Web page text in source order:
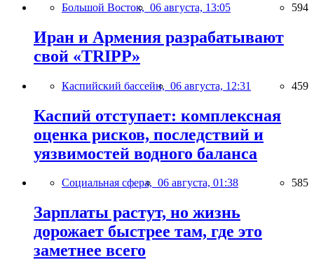
Большой Восток, 06 августа, 13:05 594
Иран и Армения разрабатывают
свой «TRIPP»
Каспийский бассейн, 06 августа, 12:31 459
Каспий отступает: комплексная
оценка рисков, последствий и
уязвимостей водного баланса
Социальная сфера, 06 августа, 01:38 585
Зарплаты растут, но жизнь
дорожает быстрее там, где это
заметнее всего